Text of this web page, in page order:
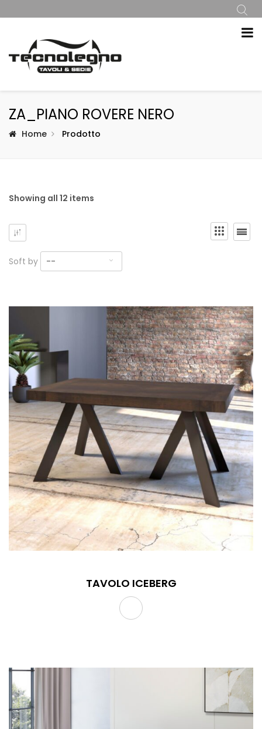
ZA_PIANO ROVERE NERO
Home Prodotto
Showing all 12 items
Soft by --
TAVOLO ICEBERG